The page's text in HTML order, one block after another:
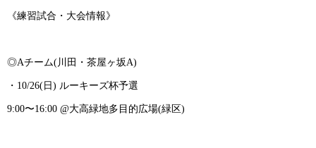
《練習試合・大会情報》
◎Aチーム(川田・茶屋ヶ坂A)
・10/26(日) ルーキーズ杯予選
9:00〜16:00 @大高緑地多目的広場(緑区)